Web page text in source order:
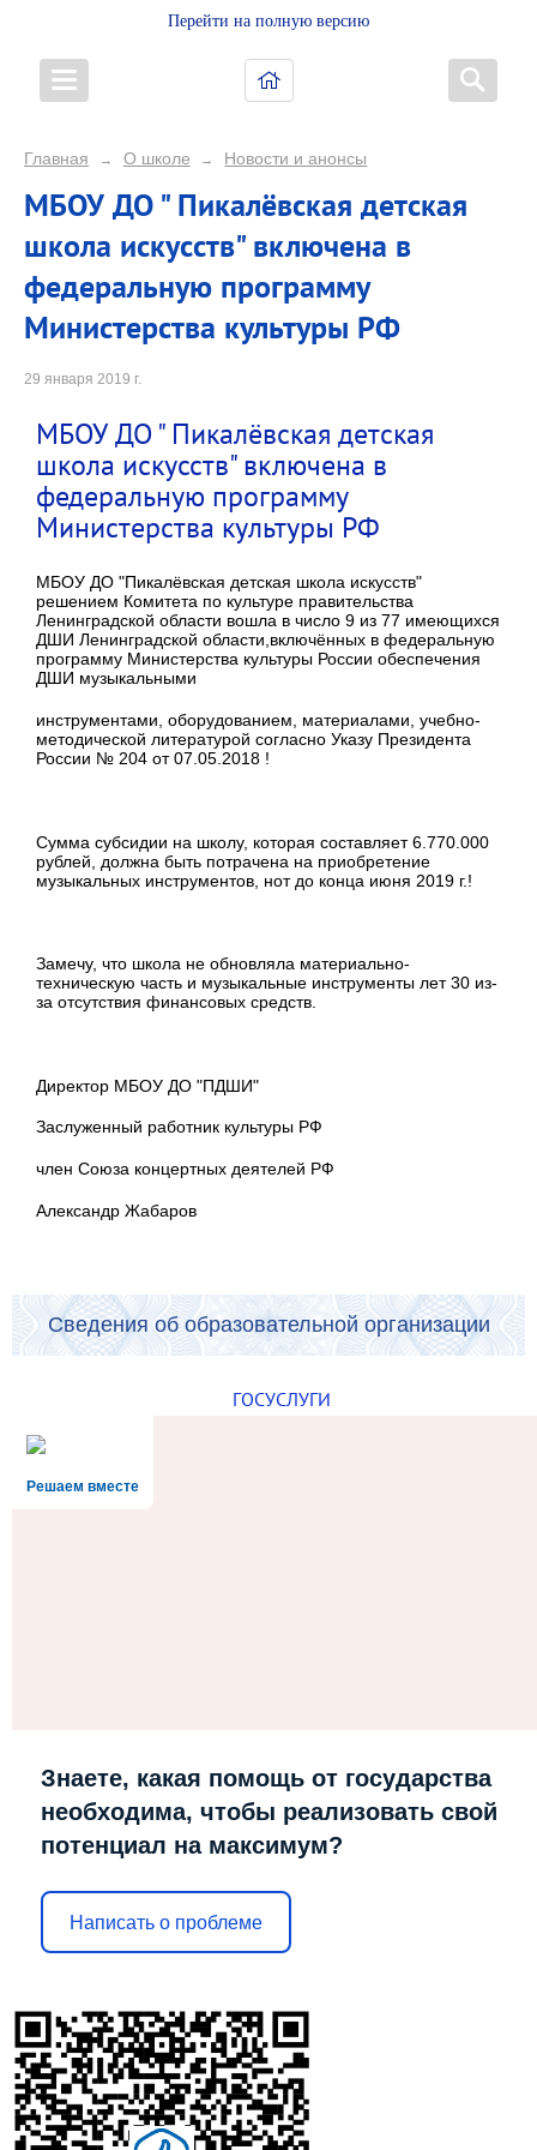
Перейти на полную версию
Главная → О школе → Новости и анонсы
МБОУ ДО " Пикалёвская детская
школа искусств" включена в
федеральную программу
Министерства культуры РФ
29 января 2019 г.
МБОУ ДО " Пикалёвская детская
школа искусств" включена в
федеральную программу
Министерства культуры РФ
МБОУ ДО "Пикалёвская детская школа искусств"
решением Комитета по культуре правительства
Ленинградской области вошла в число 9 из 77 имеющихся
ДШИ Ленинградской области,включённых в федеральную
программу Министерства культуры России обеспечения
ДШИ музыкальными
инструментами, оборудованием, материалами, учебно-
методической литературой согласно Указу Президента
России № 204 от 07.05.2018 !
Сумма субсидии на школу, которая составляет 6.770.000
рублей, должна быть потрачена на приобретение
музыкальных инструментов, нот до конца июня 2019 г.!
Замечу, что школа не обновляла материально-
техническую часть и музыкальные инструменты лет 30 из-
за отсутствия финансовых средств.
Директор МБОУ ДО "ПДШИ"
Заслуженный работник культуры РФ
член Союза концертных деятелей РФ
Александр Жабаров
Сведения об образовательной организации
ГОСУСЛУГИ
Решаем вместе
Знаете, какая помощь от государства
необходима, чтобы реализовать свой
потенциал на максимум?
Написать о проблеме